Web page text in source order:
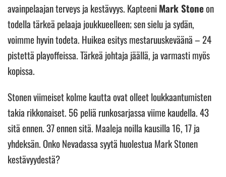
avainpelaajan terveys ja kestävyys. KapteeniMark Stoneon
todella tärkeä pelaaja joukkueelleen; sen sielu ja sydän,
voimme hyvin todeta. Huikea esitys mestaruuskeväänä – 24
pistettä playoffeissa. Tärkeä johtaja jäällä, ja varmasti myös
kopissa.
Stonen viimeiset kolme kautta ovat olleet loukkaantumisten
takia rikkonaiset. 56 peliä runkosarjassa viime kaudella. 43
sitä ennen. 37 ennen sitä. Maaleja noilla kausilla 16, 17 ja
yhdeksän. Onko Nevadassa syytä huolestua Mark Stonen
kestävyydestä?